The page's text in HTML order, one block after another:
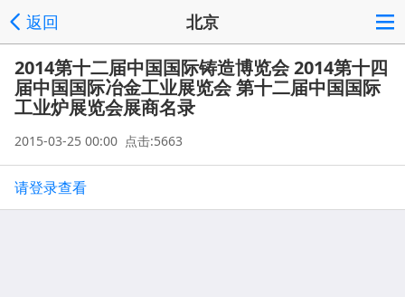
返回 北京
2014第十二届中国国际铸造博览会 2014第十四
届中国国际冶金工业展览会 第十二届中国国际
工业炉展览会展商名录
2015-03-25 00:00 点击:5663
请登录查看